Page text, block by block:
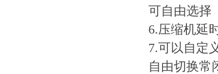
可自由选择
6.压缩机延
7.可以自定
自由切换常